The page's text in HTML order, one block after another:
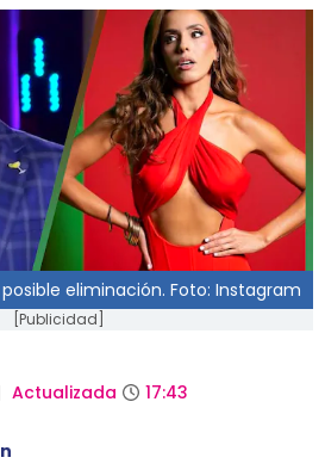
eliminación. Foto: Instagram
[Publicidad]
Actualizada 17:43